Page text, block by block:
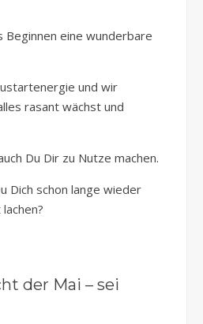
Beginnen eine wunderbare
und wir
rasant wächst und
Du Dir zu Nutze machen.
Dich schon lange wieder
der Mai – sei